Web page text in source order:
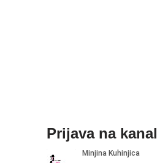
Prijava na kanal